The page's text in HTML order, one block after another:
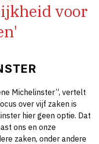
voor
Michelinster”, vertelt
over vijf zaken is
hier geen optie. Dat
ons en onze
zaken, onder andere